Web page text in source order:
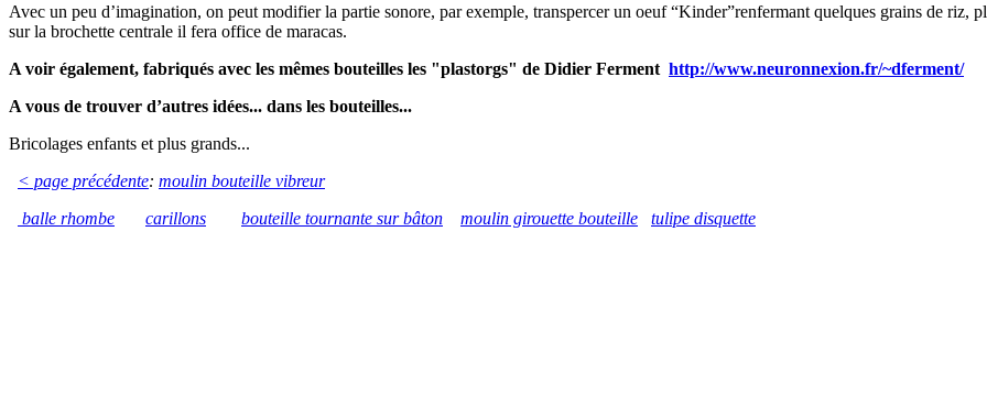
Avec un peu d’imagination, on peut modifier la partie sonore, par exemple, transpercer un oeuf “Kinder”renfermant quelques grains de riz,
sur la brochette centrale il fera office de maracas.
A voir également, fabriqués avec les mêmes bouteilles les "plastorgs" de Didier Ferment http://www.neuronnexion.fr/~dferment/
A vous de trouver d’autres idées... dans les bouteilles...
Bricolages enfants et plus grands...
< page précédente: moulin bouteille vibreur
balle rhombe
carillons bouteille tournante sur bâton moulin girouette bouteille tulipe disquette